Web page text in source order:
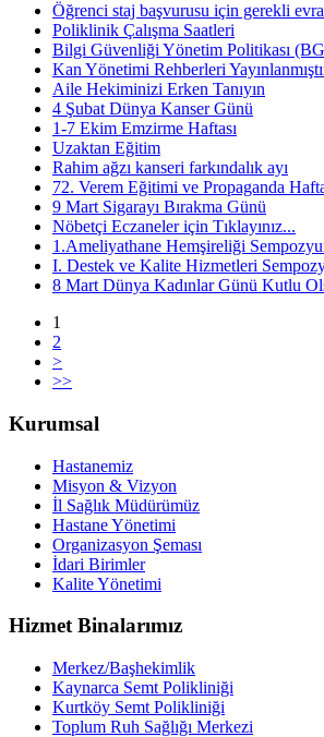
Öğrenci staj başvurusu için gerekli
Poliklinik Çalışma Saatleri
Bilgi Güvenliği Yönetim Politikası
Kan Yönetimi Rehberleri
Aile Hekiminizi Erken Tanıyın
4 Şubat Dünya Kanser Günü
1-7 Ekim Emzirme Haftası
Uzaktan Eğitim
Rahim ağzı kanseri farkındalık ayı
72. Verem Eğitimi ve Propaganda
9 Mart Sigarayı Bırakma Günü
Nöbetçi Eczaneler için Tıklayınız...
1.Ameliyathane Hemşireliği
I. Destek ve Kalite Hizmetleri
8 Mart Dünya Kadınlar Günü Kutlu
1
2
>
>>
Kurumsal
Hastanemiz
Misyon & Vizyon
İl Sağlık Müdürümüz
Hastane Yönetimi
Organizasyon Şeması
İdari Birimler
Kalite Yönetimi
Hizmet Binalarımız
Merkez/Başhekimlik
Kaynarca Semt Polikliniği
Kurtköy Semt Polikliniği
Toplum Ruh Sağlığı Merkezi